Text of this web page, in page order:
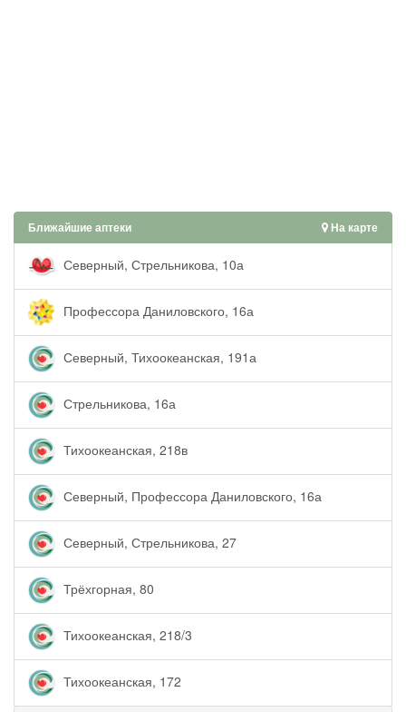
Ближайшие аптеки На карте
Северный, Стрельникова, 10а
Профессора Даниловского, 16а
Северный, Тихоокеанская, 191а
Стрельникова, 16а
Тихоокеанская, 218в
Северный, Профессора Даниловского, 16а
Северный, Стрельникова, 27
Трёхгорная, 80
Тихоокеанская, 218/3
Тихоокеанская, 172